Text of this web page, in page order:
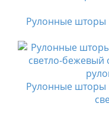
Рулонные шторы
Рулонные шторы